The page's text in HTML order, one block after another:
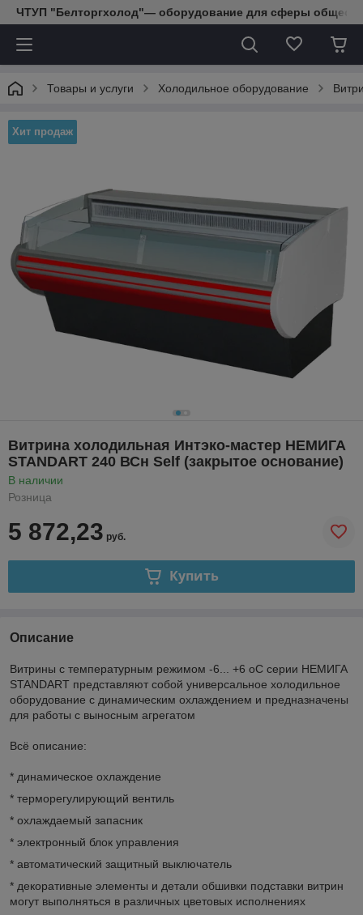
ЧТУП "Белторгхолод"— оборудование для сферы
Товары и услуги Холодильное оборудование
Хит продаж
Витрина холодильная Интэко-мастер НЕМИГА
STANDART 240 ВСн Self (закрытое основание)
В наличии
Розница
5 872,23 руб.
Купить
Описание
Витрины с температурным режимом -6... +6 оС серии НЕМИГА
STANDART представляют собой универсальное холодильное
оборудование с динамическим охлаждением и предназначены
для работы с выносным агрегатом
Всё описание:
* динамическое охлаждение
* терморегулирующий вентиль
* охлаждаемый запасник
* электронный блок управления
* автоматический защитный выключатель
* декоративные элементы и детали обшивки подставки витрин
могут выполняться в различных цветовых исполнениях